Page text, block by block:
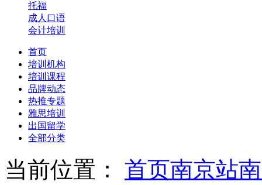
托福
成人口语
会计培训
首页
培训机构
培训课程
品牌动态
热推专题
雅思培训
出国留学
全部分类
当前位置： 首页南京站